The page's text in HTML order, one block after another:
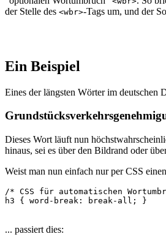
der Stelle des <wbr>-Tags um, und der
Ein Beispiel
Eines der längsten Wörter im deutschen
Dieses Wort läuft nun
hinaus, sei es über den Bildrand oder
Weist man nun einfach nur per CSS
/* CSS für automatischen
h3 { word-break: break-all; }
... passiert dies: